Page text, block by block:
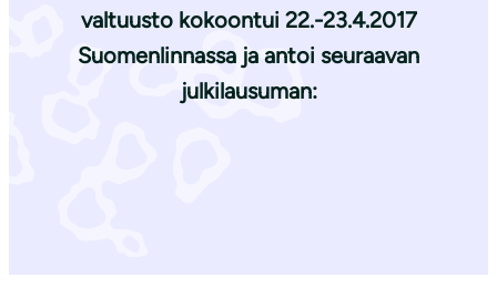
valtuusto kokoontui 22.-23.4.2017
Suomenlinnassa ja antoi seuraavan
julkilausuman: